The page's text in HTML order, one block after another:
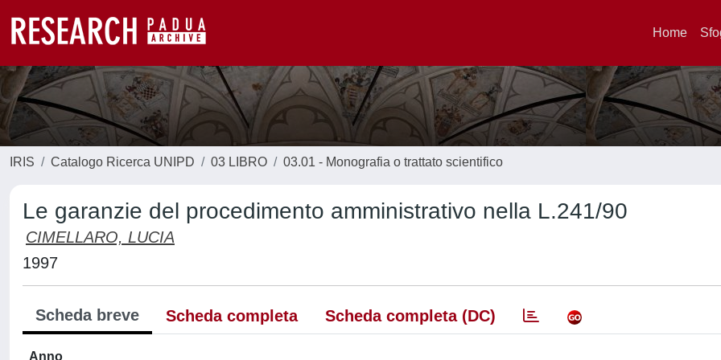
Home
IRIS Catalogo Ricerca UNIPD 03 LIBRO 03.01 - Monografia o trattato scientifico
Le garanzie del procedimento amministrativo nella L.241/90
CIMELLARO, LUCIA
1997
Scheda breve Scheda completa Scheda completa (DC)
Anno